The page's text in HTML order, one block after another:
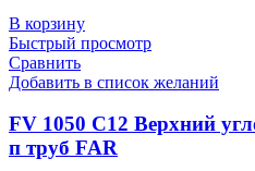
В корзину
Быстрый просмотр
Сравнить
Добавить в список желаний
FV 1050 C12 Верхний
п труб FAR